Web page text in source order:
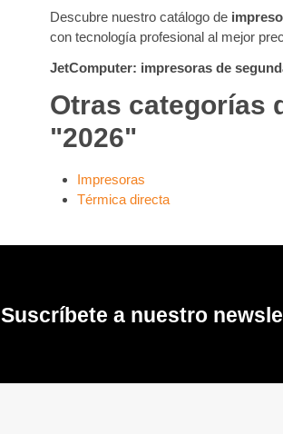
Descubre nuestro catálogo de
con tecnología profesional al mejor
JetComputer: impresoras de
Otras categorías
"2026"
Impresoras
Térmica directa
Suscríbete a nuestro